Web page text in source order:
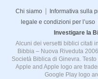
Chi siamo | Informativa sulla
legale e condizioni per l’uso
Investigare la
Alcuni dei versetti biblici citati
Bibbia – Nuova Riveduta
Società Biblica di Ginevra.
Apple and Apple logo are
Google Play logo